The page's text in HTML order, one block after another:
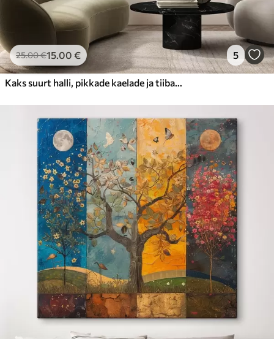
25.00€15.00 € 5
Kaks suurt halli, pikkade kaelade ja tiibadega kraanat, mis seisavad puudest ümbritsetud udujärves